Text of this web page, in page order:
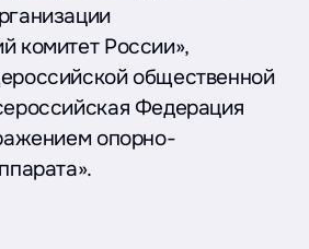
комитет России»,
общественной
Федерация
опорно-